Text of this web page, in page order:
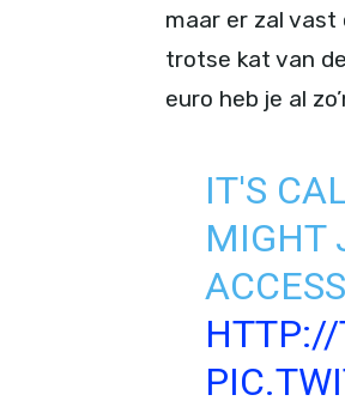
maar er zal vast
trotse kat van
euro heb je al
IT'S
MIGHT